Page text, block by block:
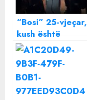
“Bosi” 25-vjeçar,
kush është
pronari i vilës së
kokainës